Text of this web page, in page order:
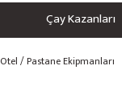
Çay Kazanları
Otel / Pastane Ekipmanları